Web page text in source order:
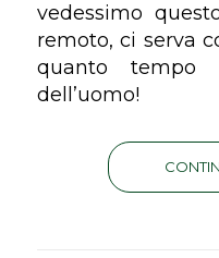
vedessimo
remoto, ci serva
quanto
dell’uomo!